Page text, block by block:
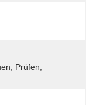
Prüfen,